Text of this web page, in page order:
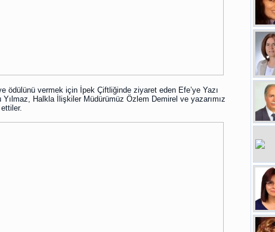
ödülünü vermek için İpek Çiftliğinde ziyaret eden Efe’ye Yazı
Halkla İlişkiler Müdürümüz Özlem Demirel ve yazarımız